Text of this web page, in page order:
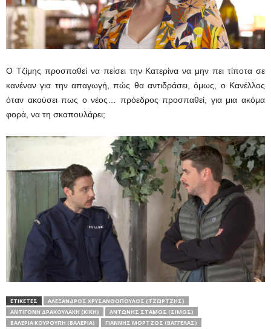
Ο Τζίμης προσπαθεί να πείσει την Κατερίνα να μην πει τίποτα σε
κανέναν για την απαγωγή, πώς θα αντιδράσει, όμως, ο Κανέλλος
όταν ακούσει πως ο νέος… πρόεδρος προσπαθεί, για μια ακόμα
φορά, να τη σκαπουλάρει;
ΕΤΙΚΕΤΕΣ
ΑΛΈΞΑΝΔΡΟΣ ΧΡΥΣΑΝΘΌΠΟΥΛΟΣ (ΤΖΏΡΤΖΗΣ)
ΑΝΤΙΓΌΝΗ ΔΡΑΚΟΥΛΆΚΗ (ΚΙΚΉ)
ΑΝΤΏΝΗΣ ΣΤΆΜΟΣ (ΣΊΜΟΣ)
ΒΑΛΈΡΙΑ ΚΟΥΡΟΎΠΗ (ΒΑΛΈΡΙΑ)
ΓΙΆΝΝΗΣ ΜΌΡΤΖΟΣ (ΒΑΓΓΈΛΑΣ)